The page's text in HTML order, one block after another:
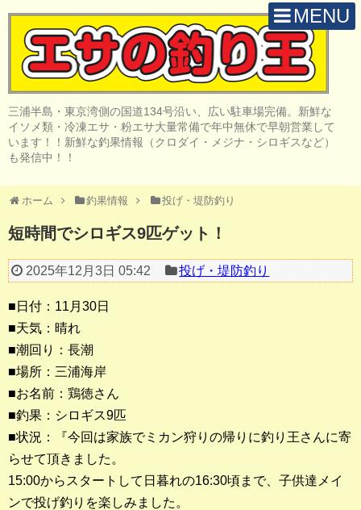
MENU
三浦半島・東京湾側の国道134号沿い、広い駐車場完備。新鮮な
イソメ類・冷凍エサ・粉エサ大量常備で年中無休で早朝営業して
います！！新鮮な釣果情報（クロダイ・メジナ・シロギスなど）
も発信中！！
ホーム 釣果情報 投げ・堤防釣り
短時間でシロギス9匹ゲット！
2025年12月3日 05:42 投げ・堤防釣り
■日付：11月30日
■天気：晴れ
■潮回り：長潮
■場所：三浦海岸
■お名前：鶏徳さん
■釣果：シロギス9匹
■状況：『今回は家族でミカン狩りの帰りに釣り王さんに寄
らせて頂きました。
15:00からスタートして日暮れの16:30頃まで、子供達メイ
ンで投げ釣りを楽しみました。
H O M E
取 扱 商 品
釣 果 情 報
陸っぱりルアー
船・ボート釣り
その他の釣り
釣果ランキング
2023年 クロダイ部門
2023年 メジナ部門
歴代釣果ランキング